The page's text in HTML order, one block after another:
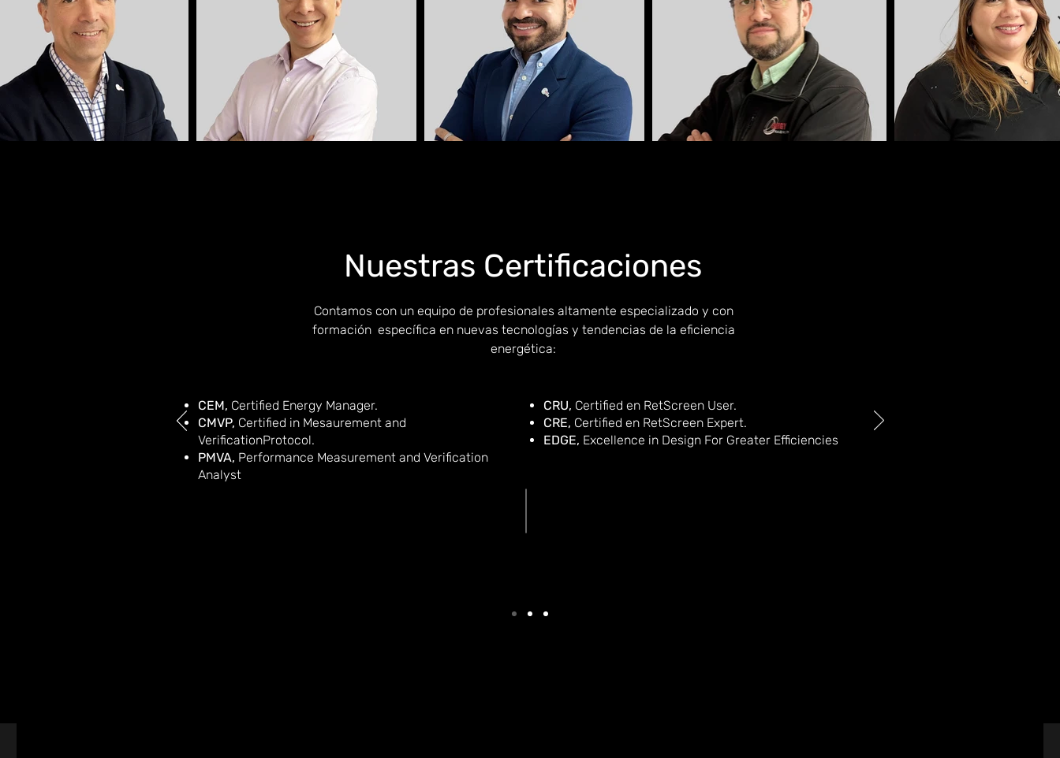
Nuestras Certificaciones
Contamos con un equipo de profesionales altamente especializado y con
formación específica en nuevas tecnologías y tendencias de la eficiencia
energética:
CEM, Certified Energy Manager.
CMVP, Certified in Mesaurement and
VerificationProtocol.
PMVA, Performance Measurement and Verification
Analyst
CRU, Certified en RetScreen User.
CRE, Certified en RetScreen Expert.
EDGE, Excellence in Design For Greater Efficiencies